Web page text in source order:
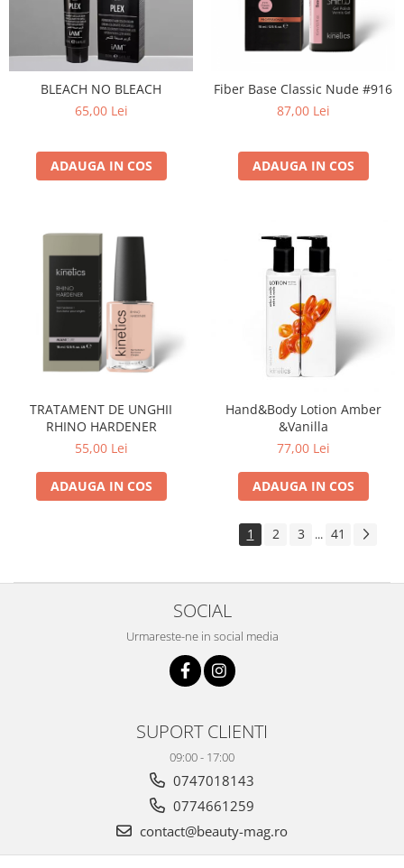
BLEACH NO BLEACH
65,00 Lei
ADAUGA IN COS
Fiber Base Classic Nude #916
87,00 Lei
ADAUGA IN COS
TRATAMENT DE UNGHII
RHINO HARDENER
55,00 Lei
ADAUGA IN COS
Hand&Body Lotion Amber
&Vanilla
77,00 Lei
ADAUGA IN COS
1 2 3 ... 41
SOCIAL
Urmareste-ne in social media
SUPORT CLIENTI
09:00 - 17:00
0747018143
0774661259
contact@beauty-mag.ro